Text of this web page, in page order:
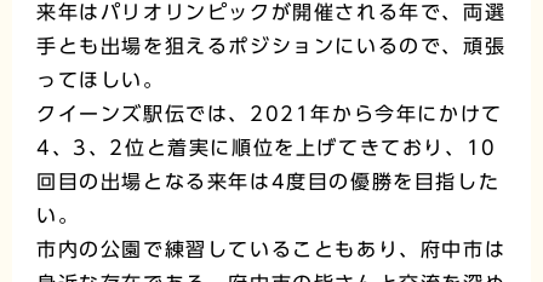
来年はパリオリンピックが開催される年で、両選
手とも出場を狙えるポジションにいるので、頑張
ってほしい。
クイーンズ駅伝では、2021年から今年にかけて
4、3、2位と着実に順位を上げてきており、10
回目の出場となる来年は4度目の優勝を目指した
い。
市内の公園で練習していることもあり、府中市は